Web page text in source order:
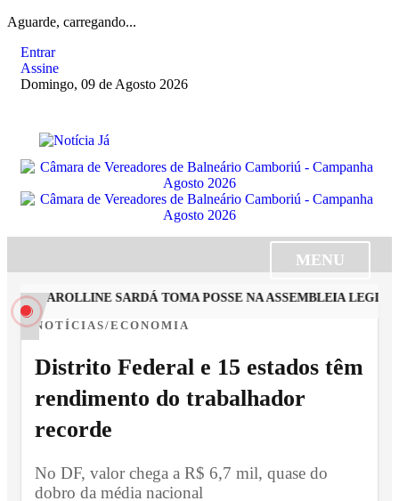
Aguarde, carregando...
Entrar
Assine
Domingo, 09 de Agosto 2026
MENU
CAROLLINE SARDÁ TOMA POSSE NA ASSEMBLEIA
NOTÍCIAS/ECONOMIA
Distrito Federal e 15 estados têm
rendimento do trabalhador
recorde
No DF, valor chega a R$ 6,7 mil, quase do
dobro da média nacional